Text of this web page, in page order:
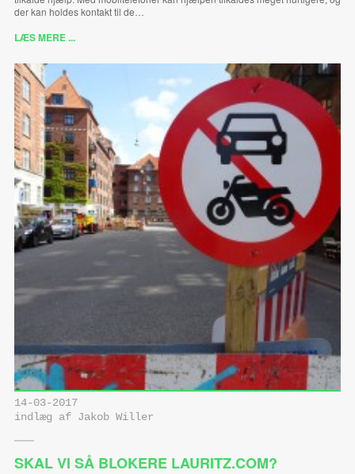
der kan holdes kontakt til de…
LÆS MERE ...
14-03-2017
indlæg af Jakob Willer
SKAL VI SÅ BLOKERE LAURITZ.COM?